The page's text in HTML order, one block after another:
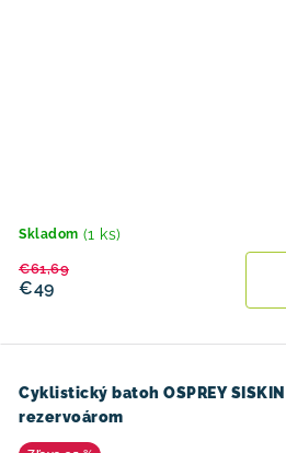
Skladom (1 ks)
€49
€61,69
Cyklistický batoh OSPREY
rezervoárom